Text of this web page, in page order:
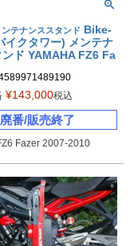
テナンススタンド Bike-
イクタワー) メンテナ
ンド YAMAHA FZ6 Fa
¥143,000税込
廃番/販売終了
Fazer 2007-2010